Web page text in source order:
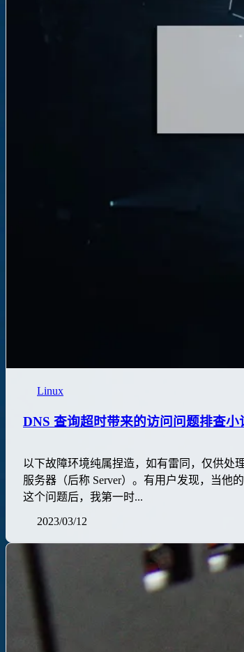
Linux
DNS 查询超时带来的访问问题排查小
以下故障环境纯属捏造，如有雷同，仅供处
服务器（后称 Server）。有用户发现，当他
这个问题后，我第一时...
2023/03/12